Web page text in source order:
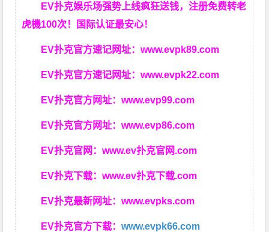
EV扑克娱乐场强势上线疯狂送钱，注册免费转老
虎機100次！国际认证最安心！
EV扑克官方速记网址：www.evpk89.com
EV扑克官方速记网址：www.evpk22.com
EV扑克官方网址：www.evp99.com
EV扑克官方网址：www.evp86.com
EV扑克官网：www.ev扑克官网.com
EV扑克下载：www.ev扑克下载.com
EV扑克最新网址：www.evpks.com
EV扑克官方下载：www.evpk66.com